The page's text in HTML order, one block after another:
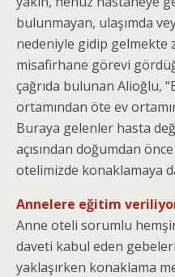
bulunmayan, ulaşımda
nedeniyle gidip gelmekte
misafirhane görevi
çağrıda bulunan Alioğlu,
ortamından öte ev
Buraya gelenler hasta
açısından doğumdan
otelimizde konaklamaya
Annelere eğitim
Anne oteli sorumlu
daveti kabul eden
yaklaşırken konaklama